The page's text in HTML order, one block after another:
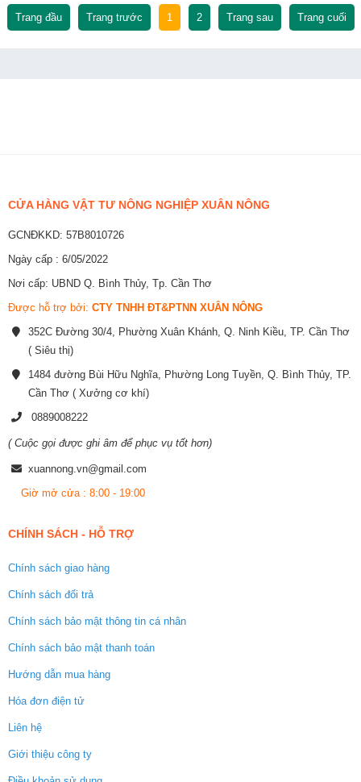
Trang đầu Trang trước 1 2 Trang sau Trang cuối
CỬA HÀNG VẬT TƯ NÔNG NGHIỆP XUÂN NÔNG
GCNĐKKD: 57B8010726
Ngày cấp : 6/05/2022
Nơi cấp: UBND Q. Bình Thủy, Tp. Cần Thơ
Được hỗ trợ bởi: CTY TNHH ĐT&PTNN XUÂN NÔNG
352C Đường 30/4, Phường Xuân Khánh, Q. Ninh Kiều, TP. Cần Thơ
( Siêu thị)
1484 đường Bùi Hữu Nghĩa, Phường Long Tuyền, Q. Bình Thủy, TP.
Cần Thơ ( Xưởng cơ khí)
0889008222
( Cuộc gọi được ghi âm để phục vụ tốt hơn)
xuannong.vn@gmail.com
Giờ mở cửa : 8:00 - 19:00
CHÍNH SÁCH - HỖ TRỢ
Chính sách giao hàng
Chính sách đổi trả
Chính sách bảo mật thông tin cá nhân
Chính sách bảo mật thanh toán
Hướng dẫn mua hàng
Hóa đơn điện tử
Liên hệ
Giới thiệu công ty